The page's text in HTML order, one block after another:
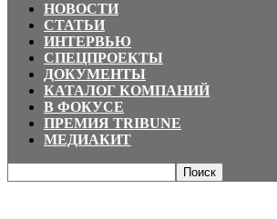
НОВОСТИ
СТАТЬИ
ИНТЕРВЬЮ
СПЕЦПРОЕКТЫ
ДОКУМЕНТЫ
КАТАЛОГ КОМПАНИЙ
В ФОКУСЕ
ПРЕМИЯ TRIBUNE
МЕДИАКИТ